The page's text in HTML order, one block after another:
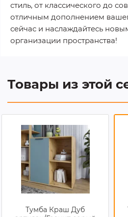
стиль, от классического до
отличным дополнением
сейчас и наслаждайтесь
организации пространства!
Товары из этой
Тумба Краш Дуб